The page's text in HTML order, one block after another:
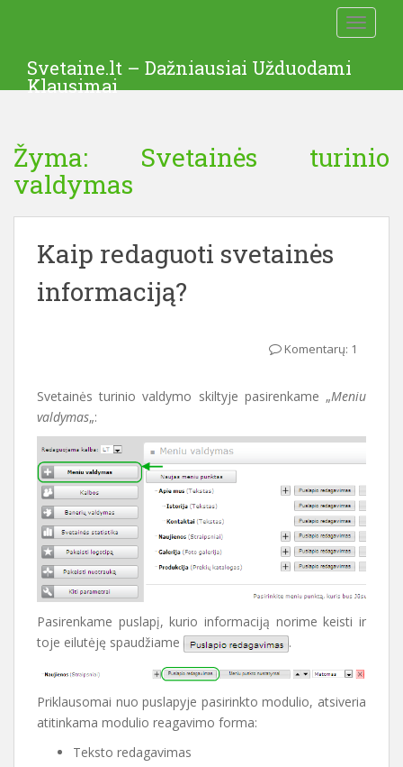
t
Svetaine.lt – Dažniausiai Užduodami
Klausimai
Žyma: Svetainės turinio
valdymas
Kaip redaguoti svetainės
informaciją?
Komentarų: 1
Svetainės turinio valdymo skiltyje pasirenkame „Meniu
valdymas„:
Pasirenkame puslapį, kurio informaciją norime keisti ir
toje eilutėję spaudžiame
.
Priklausomai nuo puslapyje pasirinkto modulio, atsiveria
atitinkama modulio reagavimo forma:
Teksto redagavimas